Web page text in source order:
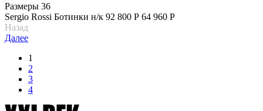
Размеры 36
Sergio Rossi Ботинки н/к 92 800 Р 64 960 Р
Назад
Далее
1
2
3
4